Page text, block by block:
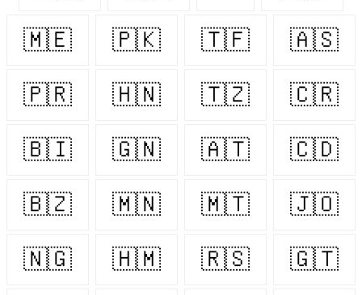
🇲🇪 🇵🇰 🇹🇫 🇦🇸
🇵🇷 🇭🇳 🇹🇿 🇨🇷
🇧🇮 🇬🇳 🇦🇹 🇨🇩
🇧🇿 🇲🇳 🇲🇹 🇯🇴
🇳🇬 🇭🇲 🇷🇸 🇬🇹